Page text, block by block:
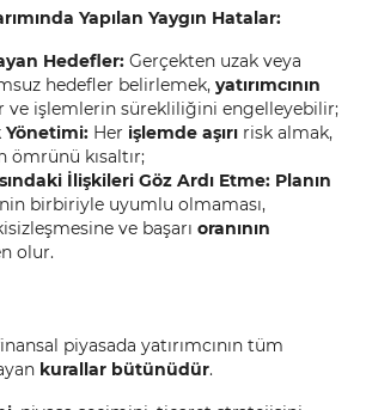
Yapılan Yaygın Hatalar:
Hedefler: Gerçekten uzak veya
hedefler belirlemek, yatırımcının
ve işlemlerin sürekliliğini engelleyebilir;
Yönetimi: Her işlemde aşırı risk almak,
kısaltır;
İlişkileri Göz Ardı Etme: Planın
birbiriyle uyumlu olmaması,
ve başarı oranının
olur.
piyasada yatırımcının tüm
kurallar bütünüdür.